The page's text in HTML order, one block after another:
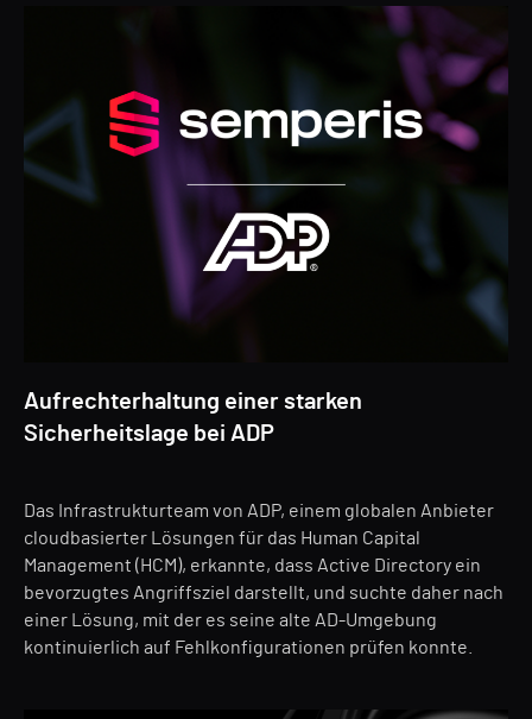
Aufrechterhaltung einer starken
Sicherheitslage bei ADP
Das Infrastrukturteam von ADP, einem globalen Anbieter
cloudbasierter Lösungen für das Human Capital
Management (HCM), erkannte, dass Active Directory ein
bevorzugtes Angriffsziel darstellt, und suchte daher nach
einer Lösung, mit der es seine alte AD-Umgebung
kontinuierlich auf Fehlkonfigurationen prüfen konnte.